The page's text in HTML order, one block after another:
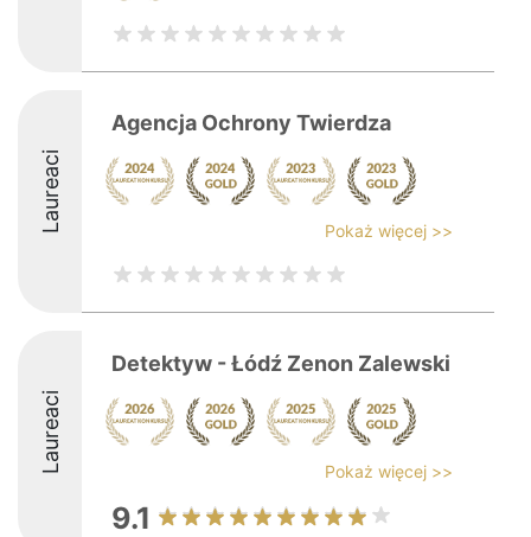
Laureaci
Agencja Ochrony Twierdza
Pokaż więcej >>
Laureaci
Detektyw - Łódź Zenon Zalewski
Pokaż więcej >>
9.1